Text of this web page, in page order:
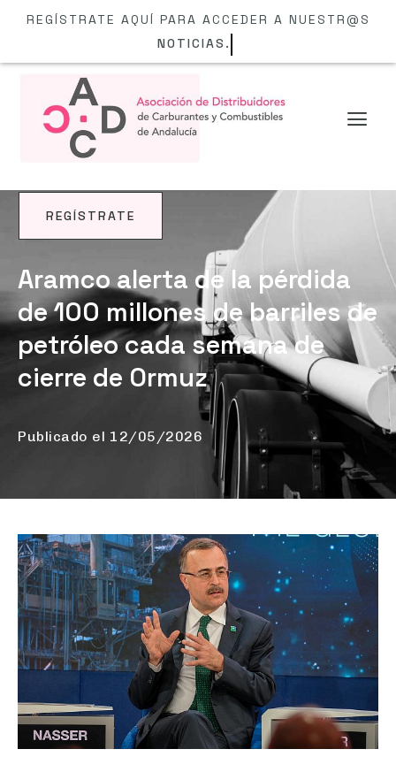
REGÍSTRATE AQUÍ PARA ACCEDER A NUESTR@S
NOTICIAS.
REGÍSTRATE
NOTICIAS
Aramco alerta de la pérdida
de 100 millones de barriles de
petróleo cada semana de
cierre de Ormuz
Publicado el 12/05/2026